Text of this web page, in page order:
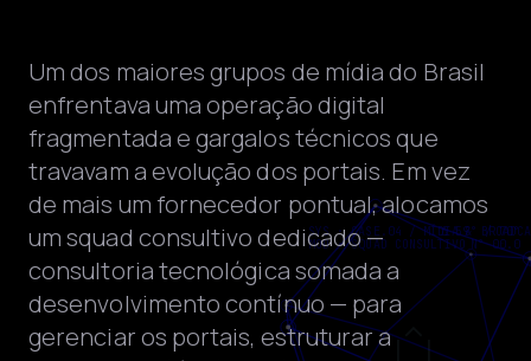
Um dos maiores grupos de mídia do Brasil
enfrentava uma operação digital
fragmentada e gargalos técnicos que
travavam a evolução dos portais. Em vez
de mais um fornecedor pontual, alocamos
um squad consultivo dedicado —
consultoria tecnológica somada a
desenvolvimento contínuo — para
gerenciar os portais, estruturar a